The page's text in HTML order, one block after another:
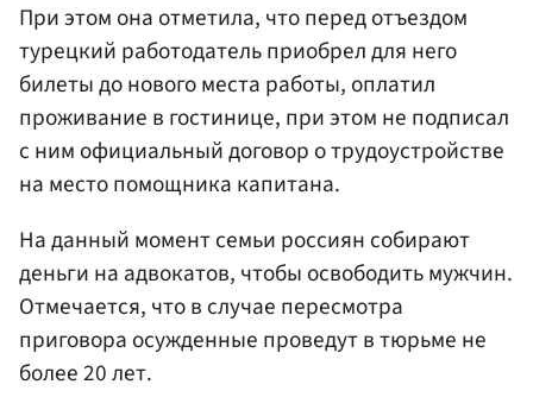
При этом она отметила, что перед отъездом
турецкий работодатель приобрел для него
билеты до нового места работы, оплатил
проживание в гостинице, при этом не подписал
с ним официальный договор о трудоустройстве
на место помощника капитана.
На данный момент семьи россиян собирают
деньги на адвокатов, чтобы освободить мужчин.
Отмечается, что в случае пересмотра
приговора осужденные проведут в тюрьме не
более 20 лет.